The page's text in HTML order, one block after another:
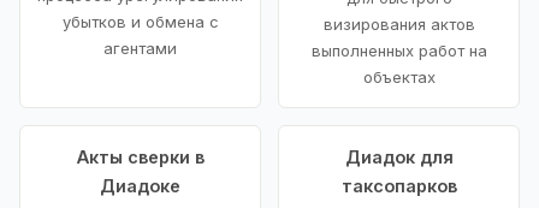
убытков и обмена с
агентами
визирования актов
выполненных работ на
объектах
Акты сверки в
Диадоке
Диадок для
таксопарков